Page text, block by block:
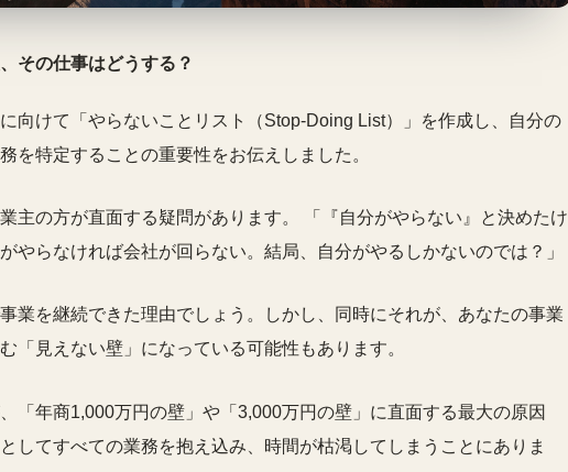
その仕事はどうする？
向けて「やらないことリスト（Stop-Doing List）」を作成し、自分の
を特定することの重要性をお伝えしました。
主の方が直面する疑問があります。 「『自分がやらない』と決めたけ
やらなければ会社が回らない。結局、自分がやるしかないのでは？」
業を継続できた理由でしょう。しかし、同時にそれが、あなたの事業
「見えない壁」になっている可能性もあります。
「年商1,000万円の壁」や「3,000万円の壁」に直面する最大の原因
してすべての業務を抱え込み、時間が枯渇してしまうことにありま